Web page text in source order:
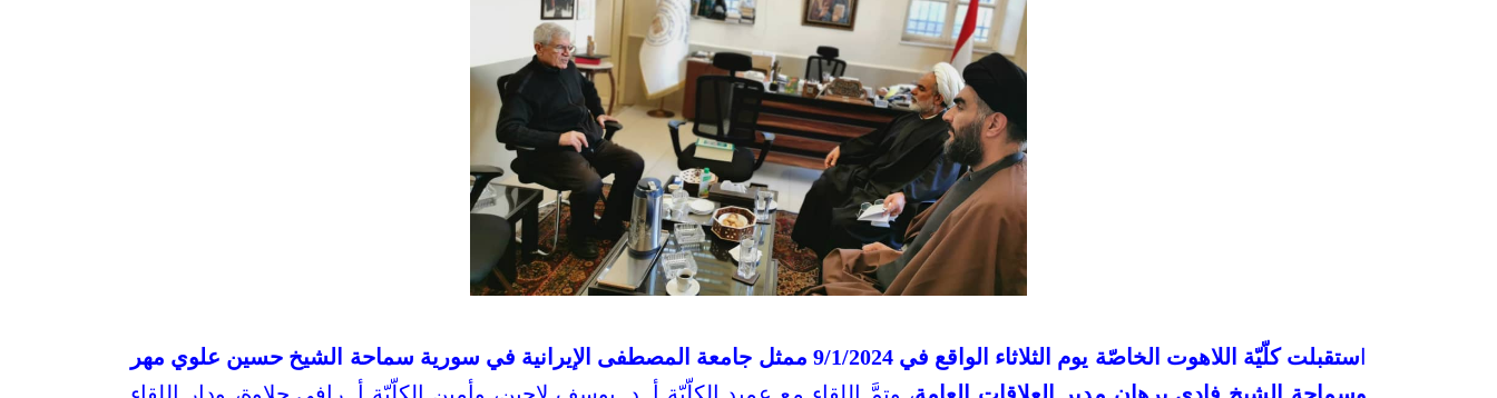
ا
ستقبلت كلّيّة اللاهوت الخاصّة يوم الثلاثاء الواقع في 9/1/2024 ممثل جامعة المصطفى الإيرانية في سورية سماحة الشيخ حسين علوي مهر
وسماحة الشيخ فادي برهان مدير العلاقات العامة، وتمَّ اللقاء مع عميد الكلّيّة أ. د. يوسف لاجين، وأمين الكلّيّة أ. رافي حلاوة، ودار اللقاء